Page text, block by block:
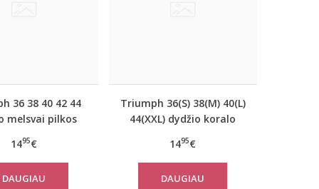
36 38 40 42 44
melsvai pilkos
miego
Mix Match LSL
Buttons
1495€
DAUGIAU
Triumph 36(S) 38(M) 40(L)
44(XXL) dydžio koralo
medvilninė miego
palaidinė Mix Match TOP
SSL 01 X
1495€
DAUGIAU